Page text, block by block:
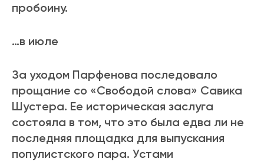
пробоину.
…в июле
За уходом Парфенова последовало
прощание со «Свободой слова» Савика
Шустера. Ее историческая заслуга
состояла в том, что это была едва ли не
последняя площадка для выпускания
популистского пара. Устами